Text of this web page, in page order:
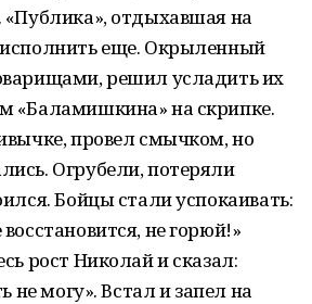
отдыхавшая на
еще. Окрыленный
решил усладить их
«Баламишкина» на скрипке.
провел смычком, но
Огрубели, потеряли
Бойцы стали успокаивать:
не горюй!»
рост Николай и сказал:
не могу». Встал и запел на